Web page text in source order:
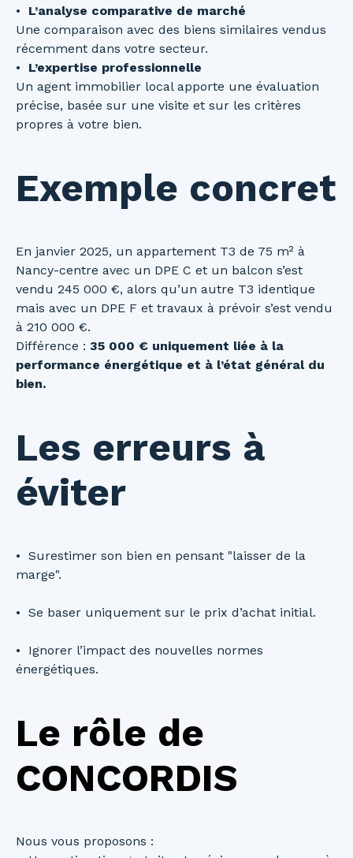
L’analyse comparative de marché
Une comparaison avec des biens similaires vendus
récemment dans votre secteur.
L’expertise professionnelle
Un agent immobilier local apporte une évaluation
précise, basée sur une visite et sur les critères
propres à votre bien.
Exemple concret
En janvier 2025, un appartement T3 de 75 m² à
Nancy-centre avec un DPE C et un balcon s’est
vendu 245 000 €, alors qu’un autre T3 identique
mais avec un DPE F et travaux à prévoir s’est vendu
à 210 000 €.
Différence : 35 000 € uniquement liée à la
performance énergétique et à l’état général du
bien.
Les erreurs à
éviter
Surestimer son bien en pensant "laisser de la
marge".
Se baser uniquement sur le prix d’achat initial.
Ignorer l’impact des nouvelles normes
énergétiques.
Le rôle de
CONCORDIS
Nous vous proposons :